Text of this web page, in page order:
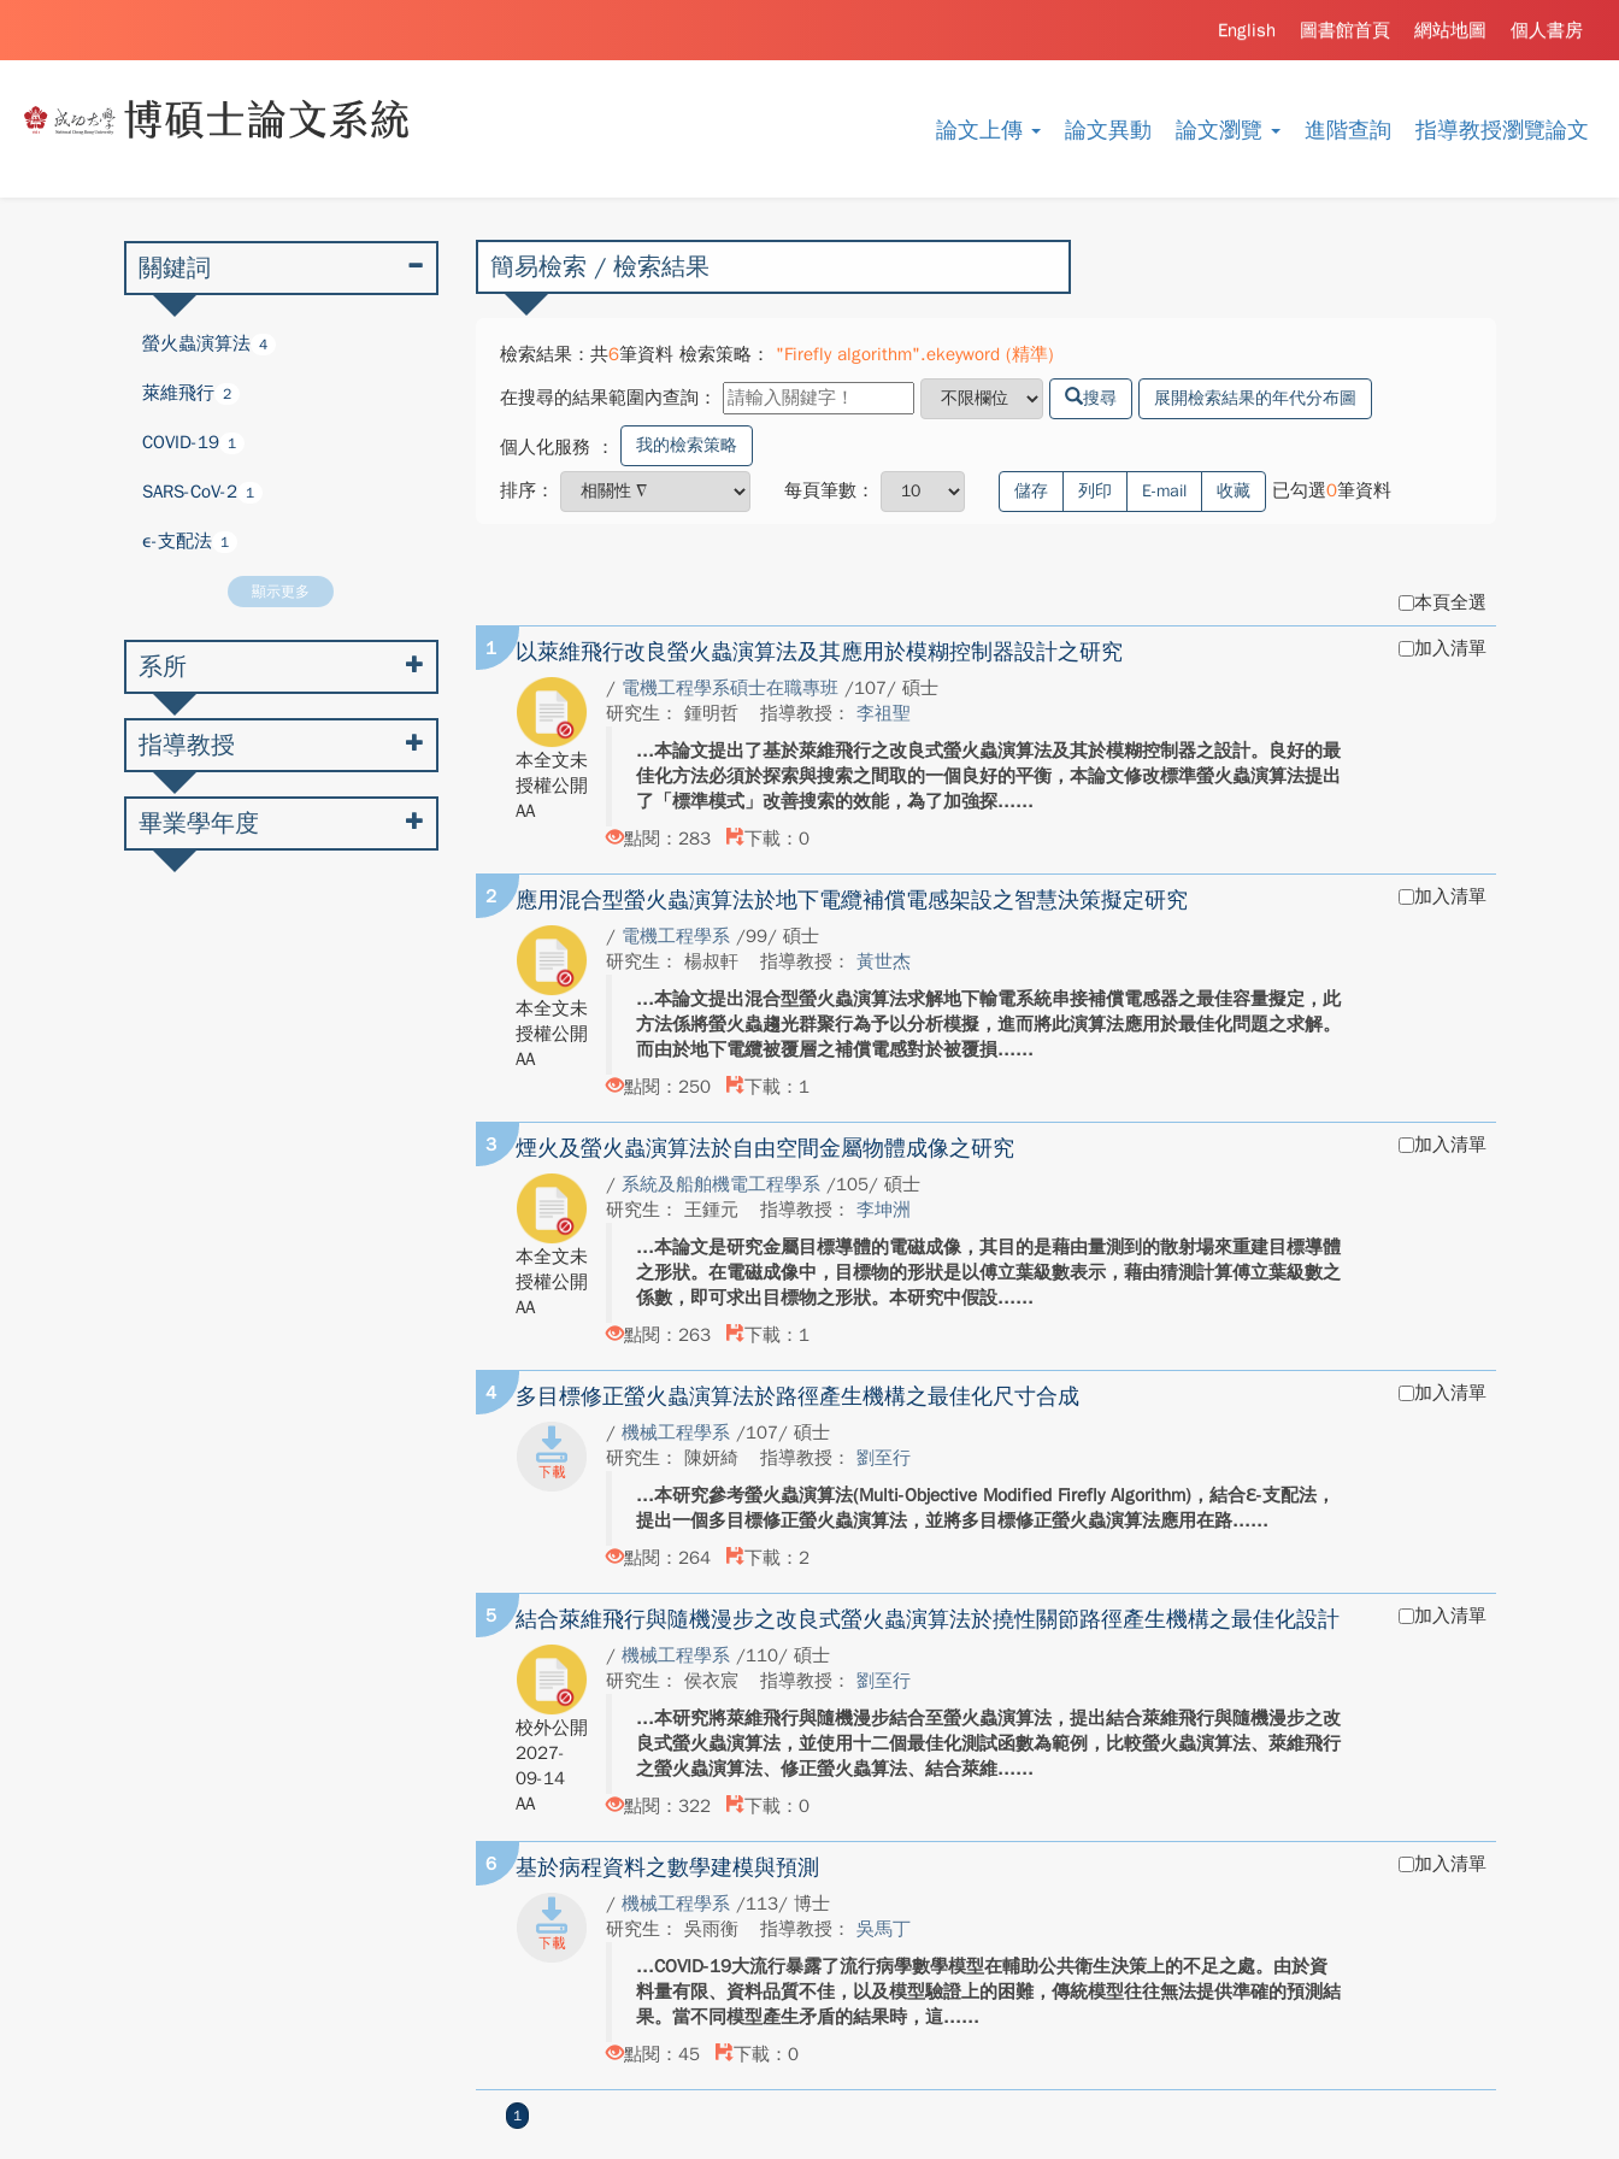
論文上傳 論文異動 論文瀏覽 進階查詢 指導教授瀏覽論文
個人書房
網站地圖
圖書館首頁
English
簡易檢索 / 檢索結果
檢索結果：共6筆資料 檢索策略：
"Firefly algorithm".ekeyword (精準)
在搜尋的結果範圍內查詢：
搜尋 展開檢索結果的年代分布圖
個人化服務 ： 我的檢索策略
排序： 每頁筆數： 儲存 列印 E-mail 收藏 已勾選0筆資料
本頁全選
1 以萊維飛行改良螢火蟲演算法及其應用於模糊控制器設計之研究
本全文未
授權公開
AA
/ 電機工程學系碩士在職專班 /107/ 碩士
研究生： 鍾明哲
指導教授： 李祖聖
本論文提出了基於萊維飛行之改良式螢火蟲演算法及其於模糊控制器之設計。良好的最
佳化方法必須於探索與搜索之間取的一個良好的平衡，本論文修改標準螢火蟲演算法提出
了「標準模式」改善搜索的效能，為了加強探...
點閱：283
下載：0
加入清單
2 應用混合型螢火蟲演算法於地下電纜補償電感架設之智慧決策擬定研究
本全文未
授權公開
AA
/ 電機工程學系 /99/ 碩士
研究生： 楊叔軒
指導教授： 黃世杰
本論文提出混合型螢火蟲演算法求解地下輸電系統串接補償電感器之最佳容量擬定，此
方法係將螢火蟲趨光群聚行為予以分析模擬，進而將此演算法應用於最佳化問題之求解。
而由於地下電纜被覆層之補償電感對於被覆損...
點閱：250
下載：1
加入清單
3 煙火及螢火蟲演算法於自由空間金屬物體成像之研究
本全文未
授權公開
AA
/ 系統及船舶機電工程學系 /105/ 碩士
研究生： 王鍾元
指導教授： 李坤洲
本論文是研究金屬目標導體的電磁成像，其目的是藉由量測到的散射場來重建目標導體
之形狀。在電磁成像中，目標物的形狀是以傅立葉級數表示，藉由猜測計算傅立葉級數之
係數，即可求出目標物之形狀。本研究中假設...
點閱：263
下載：1
加入清單
4 多目標修正螢火蟲演算法於路徑產生機構之最佳化尺寸合成
/ 機械工程學系 /107/ 碩士
研究生： 陳妍綺
指導教授： 劉至行
本研究參考螢火蟲演算法(Multi-Objective Modified Firefly Algorithm)，結合ℇ-支配法，
提出一個多目標修正螢火蟲演算法，並將多目標修正螢火蟲演算法應用在路...
點閱：264
下載：2
加入清單
5 結合萊維飛行與隨機漫步之改良式螢火蟲演算法於撓性關節路徑產生機構之最佳化設計
校外公開
2027-
09-14
AA
/ 機械工程學系 /110/ 碩士
研究生： 侯衣宸
指導教授： 劉至行
本研究將萊維飛行與隨機漫步結合至螢火蟲演算法，提出結合萊維飛行與隨機漫步之改
良式螢火蟲演算法，並使用十二個最佳化測試函數為範例，比較螢火蟲演算法、萊維飛行
之螢火蟲演算法、修正螢火蟲算法、結合萊維...
點閱：322
下載：0
加入清單
6 基於病程資料之數學建模與預測
/ 機械工程學系 /113/ 博士
研究生： 吳雨衡
指導教授： 吳馬丁
COVID-19大流行暴露了流行病學數學模型在輔助公共衛生決策上的不足之處。由於資
料量有限、資料品質不佳，以及模型驗證上的困難，傳統模型往往無法提供準確的預測結
果。當不同模型產生矛盾的結果時，這...
點閱：45
下載：0
加入清單
1
關鍵詞
螢火蟲演算法 4
萊維飛行 2
COVID-19 1
SARS-CoV-2 1
ε-支配法 1
顯示更多
系所
指導教授
畢業學年度